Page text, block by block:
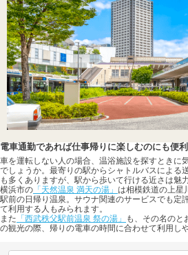
電車通勤であれば仕事帰りに楽しむのにも便利
車を運転しない人の場合、温浴施設を探すときに
でしょうか。最寄りの駅からシャトルバスによる
も多くありますが、駅から歩いて行ける近さは魅
横浜市の 「天然温泉 満天の湯」 は相模鉄道の上星
駅前の日帰り温泉。サウナ関連のサービスでも定
て利用する人もみられます。
また 「西武秩父駅前温泉 祭の湯」
も、その名のと
の観光の際、帰りの電車の時間に合わせて利用し